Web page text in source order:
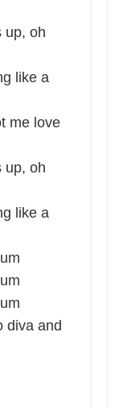
up, oh
like a
me love
up, oh
like a
diva and